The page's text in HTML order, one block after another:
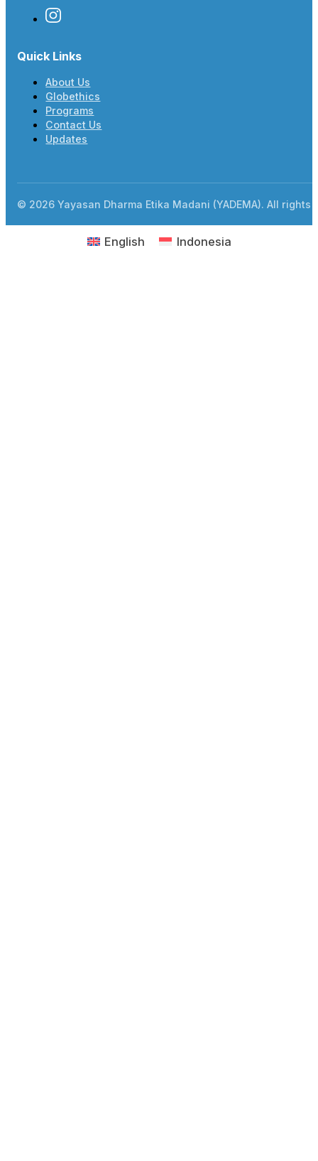
Quick Links
About Us
Globethics
Programs
Contact Us
Updates
© 2026 Yayasan Dharma Etika Madani (YADEMA). All rights
English Indonesia